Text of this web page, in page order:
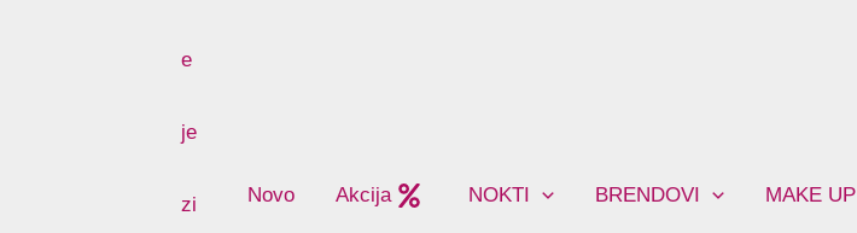
Novo Akcija NOKTI BRENDOVI MAKE UP